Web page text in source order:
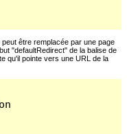
être remplacée par une page
"defaultRedirect" de la balise de
qu'il pointe vers une URL de la